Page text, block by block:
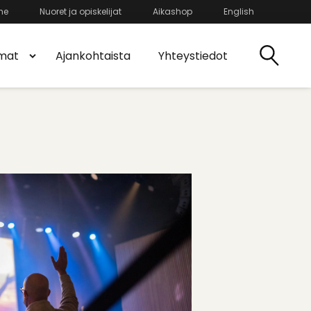
Nuoret ja opiskelijat Aikashop English
Ajankohtaista Yhteystiedot